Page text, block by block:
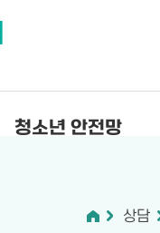
청소년 안전망
상담